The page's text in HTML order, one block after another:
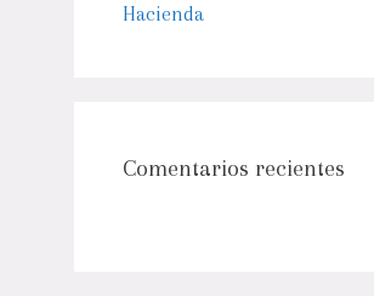
Hacienda
Comentarios recientes